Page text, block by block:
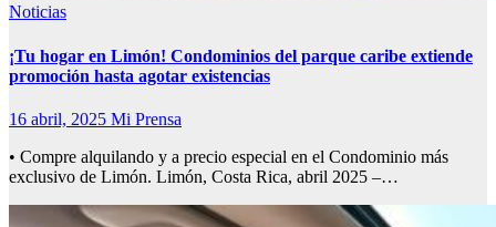
Noticias
¡Tu hogar en Limón! Condominios del parque caribe extiende
promoción hasta agotar existencias
16 abril, 2025 Mi Prensa
• Compre alquilando y a precio especial en el Condominio más
exclusivo de Limón. Limón, Costa Rica, abril 2025 –…